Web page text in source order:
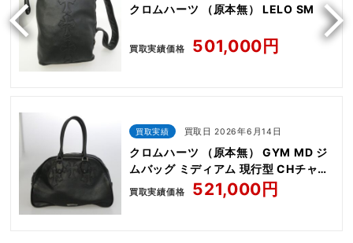
クロムハーツ （原本無） LELO SM
買取実績価格 501,000円
買取実績 買取日 2026年6月14日
クロムハーツ （原本無） GYM MD ジ
ムバッグ ミディアム 現行型 CHチャー
ム付き
買取実績価格 521,000円